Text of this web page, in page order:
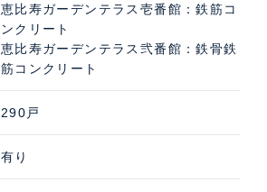
恵比寿ガーデンテラス壱番館：鉄筋コ
ンクリート
恵比寿ガーデンテラス弐番館：鉄骨鉄
筋コンクリート
290戸
有り